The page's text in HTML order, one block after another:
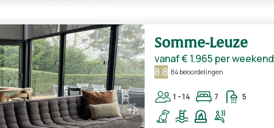
Somme-Leuze
vanaf€ 1.965 per weekend
8.8 84 beoordelingen
1 - 14 7 5